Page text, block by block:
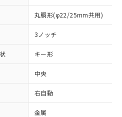
丸胴形(φ22/25mm共用)
3ノッチ
キー形
中央
右自動
金属